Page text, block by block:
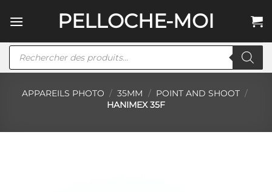
au
PELLOCHE-MOI
Recherche
APPAREILS PHOTO / 35MM / POINT AND SHOOT /
HANIMEX 35F